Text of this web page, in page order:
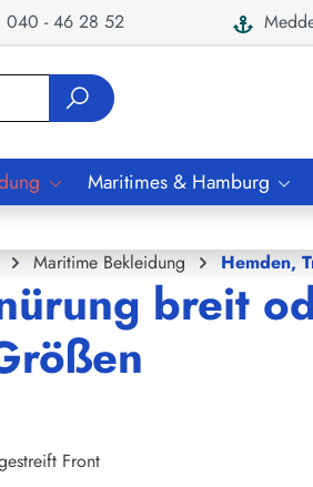
- 46 28 52
Maritimes & Hamburg
Maritime Bekleidung Hemden,
breit